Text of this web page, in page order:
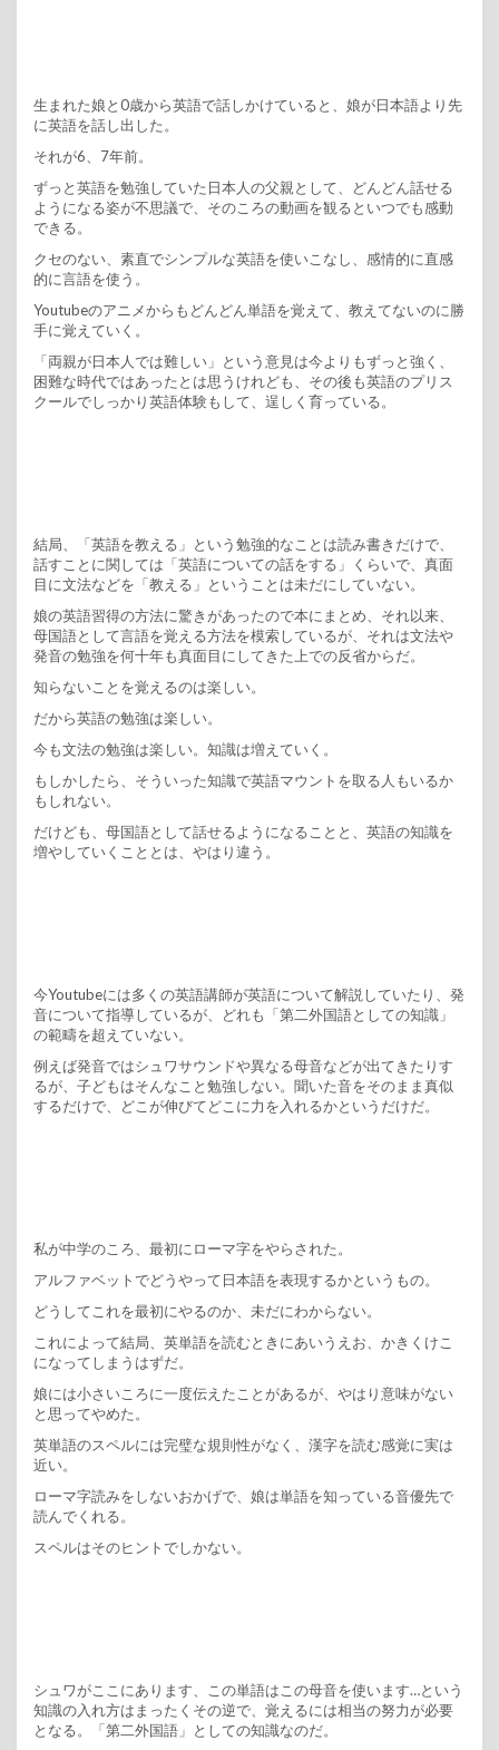
生まれた娘と0歳から英語で話しかけていると、娘が日本語より先
に英語を話し出した。
それが6、7年前。
ずっと英語を勉強していた日本人の父親として、どんどん話せる
ようになる姿が不思議で、そのころの動画を観るといつでも感動
できる。
クセのない、素直でシンプルな英語を使いこなし、感情的に直感
的に言語を使う。
Youtubeのアニメからもどんどん単語を覚えて、教えてないのに勝
手に覚えていく。
「両親が日本人では難しい」という意見は今よりもずっと強く、
困難な時代ではあったとは思うけれども、その後も英語のプリス
クールでしっかり英語体験もして、逞しく育っている。
結局、「英語を教える」という勉強的なことは読み書きだけで、
話すことに関しては「英語についての話をする」くらいで、真面
目に文法などを「教える」ということは未だにしていない。
娘の英語習得の方法に驚きがあったので本にまとめ、それ以来、
母国語として言語を覚える方法を模索しているが、それは文法や
発音の勉強を何十年も真面目にしてきた上での反省からだ。
知らないことを覚えるのは楽しい。
だから英語の勉強は楽しい。
今も文法の勉強は楽しい。知識は増えていく。
もしかしたら、そういった知識で英語マウントを取る人もいるか
もしれない。
だけども、母国語として話せるようになることと、英語の知識を
増やしていくこととは、やはり違う。
今Youtubeには多くの英語講師が英語について解説していたり、発
音について指導しているが、どれも「第二外国語としての知識」
の範疇を超えていない。
例えば発音ではシュワサウンドや異なる母音などが出てきたりす
るが、子どもはそんなこと勉強しない。聞いた音をそのまま真似
するだけで、どこが伸びてどこに力を入れるかというだけだ。
私が中学のころ、最初にローマ字をやらされた。
アルファベットでどうやって日本語を表現するかというもの。
どうしてこれを最初にやるのか、未だにわからない。
これによって結局、英単語を読むときにあいうえお、かきくけこ
になってしまうはずだ。
娘には小さいころに一度伝えたことがあるが、やはり意味がない
と思ってやめた。
英単語のスペルには完璧な規則性がなく、漢字を読む感覚に実は
近い。
ローマ字読みをしないおかげで、娘は単語を知っている音優先で
読んでくれる。
スペルはそのヒントでしかない。
シュワがここにあります、この単語はこの母音を使います…という
知識の入れ方はまったくその逆で、覚えるには相当の努力が必要
となる。「第二外国語」としての知識なのだ。